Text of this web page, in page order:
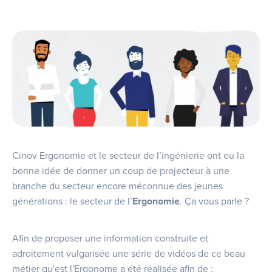
Cinov Ergonomie et le secteur de l’ingénierie ont eu la
bonne idée de donner un coup de projecteur à une
branche du secteur encore méconnue des jeunes
générations : le secteur de l’Ergonomie. Ça vous parle ?
Afin de proposer une information construite et
adroitement vulgarisée une série de vidéos de ce beau
métier qu'est l'Ergonome a été réalisée afin de :